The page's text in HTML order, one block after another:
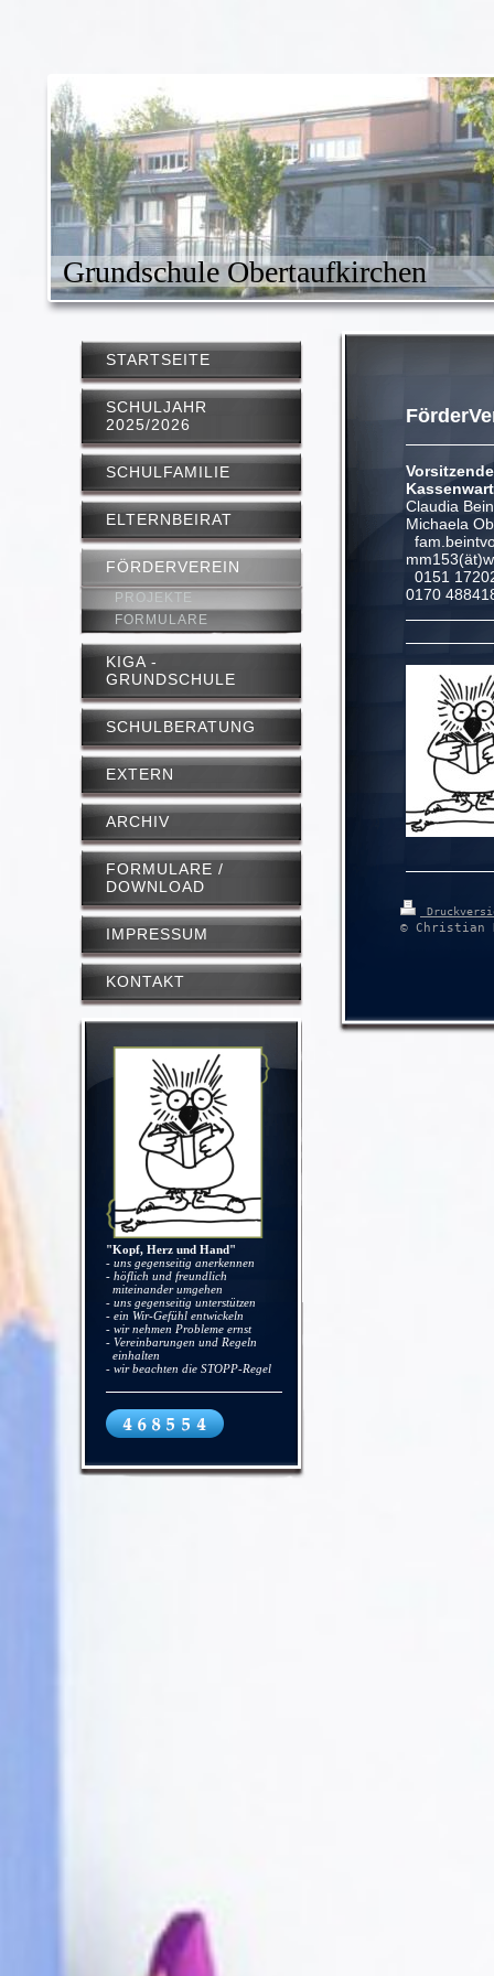
Grundschule Obertaufkirchen
Kassenwart
Michaela
0170
© Christian
STARTSEITE
SCHULJAHR
2025/2026
SCHULFAMILIE
ELTERNBEIRAT
FÖRDERVEREIN
PROJEKTE
FORMULARE
KIGA -
GRUNDSCHULE
SCHULBERATUNG
EXTERN
ARCHIV
FORMULARE /
DOWNLOAD
IMPRESSUM
KONTAKT
"Kopf, Herz und Hand"
- uns gegenseitig anerkennen
- höflich und freundlich
miteinander umgehen
- uns gegenseitig unterstützen
- ein Wir-Gefühl entwickeln
- wir nehmen Probleme ernst
- Vereinbarungen und Regeln
einhalten
- wir beachten die STOPP-Regel